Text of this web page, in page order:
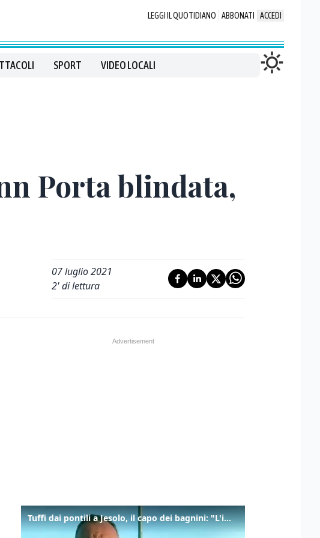
LEGGI IL QUOTIDIANO ABBONATI ACCEDI
SPORT VIDEO LOCALI
Porta blindata,
07 luglio 2021
2' di lettura
Tuffi dai pontili a Jesolo, il capo dei bagnini: "L'impegno di tutti per evitare altre tragedie"